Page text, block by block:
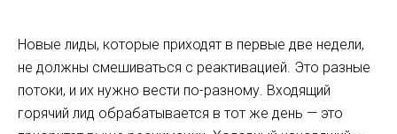
Новые лиды, которые приходят в первые две недели,
не должны смешиваться с реактивацией. Это разные
потоки, и их нужно вести по-разному. Входящий
горячий лид обрабатывается в тот же день — это